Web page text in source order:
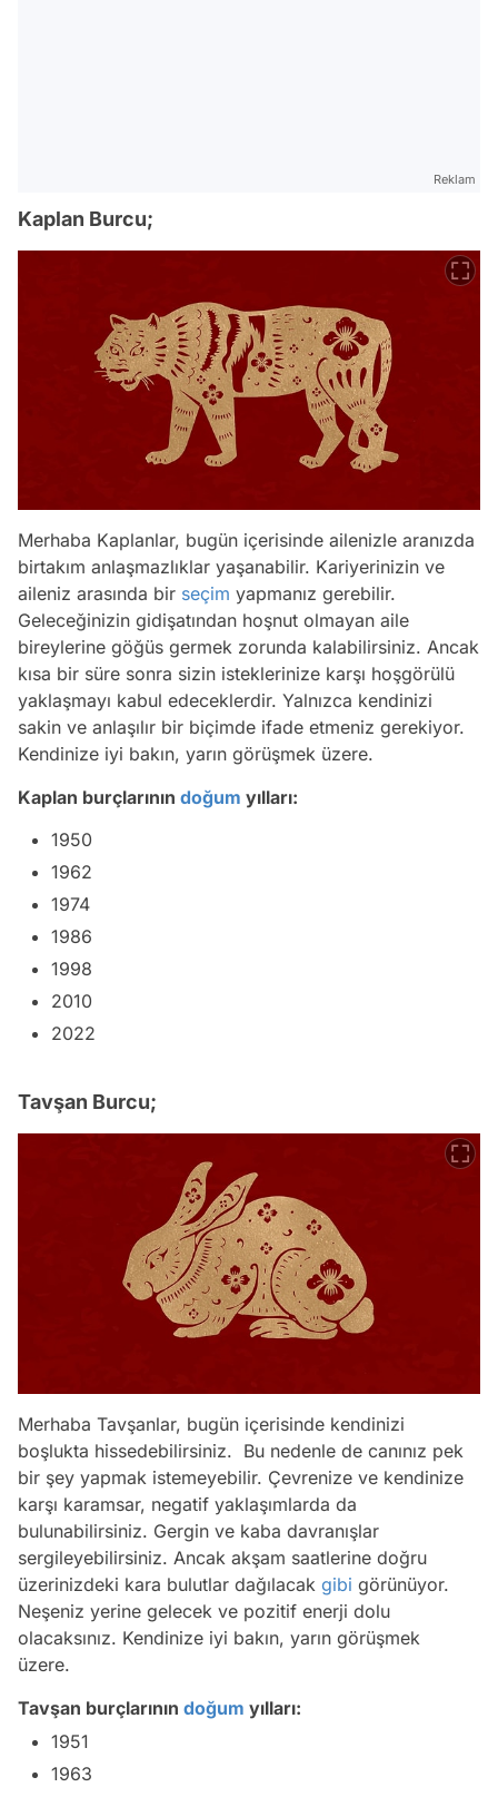
Reklam
Kaplan Burcu;
Merhaba Kaplanlar, bugün içerisinde ailenizle aranızda
birtakım anlaşmazlıklar yaşanabilir. Kariyerinizin ve
aileniz arasında bir seçim yapmanız gerebilir.
Geleceğinizin gidişatından hoşnut olmayan aile
bireylerine göğüs germek zorunda kalabilirsiniz. Ancak
kısa bir süre sonra sizin isteklerinize karşı hoşgörülü
yaklaşmayı kabul edeceklerdir. Yalnızca kendinizi
sakin ve anlaşılır bir biçimde ifade etmeniz gerekiyor.
Kendinize iyi bakın, yarın görüşmek üzere.
Kaplan burçlarının doğum yılları:
1950
1962
1974
1986
1998
2010
2022
Tavşan Burcu;
Merhaba Tavşanlar, bugün içerisinde kendinizi
boşlukta hissedebilirsiniz. Bu nedenle de canınız pek
bir şey yapmak istemeyebilir. Çevrenize ve kendinize
karşı karamsar, negatif yaklaşımlarda da
bulunabilirsiniz. Gergin ve kaba davranışlar
sergileyebilirsiniz. Ancak akşam saatlerine doğru
üzerinizdeki kara bulutlar dağılacak gibi görünüyor.
Neşeniz yerine gelecek ve pozitif enerji dolu
olacaksınız. Kendinize iyi bakın, yarın görüşmek
üzere.
Tavşan burçlarının doğum yılları:
1951
1963